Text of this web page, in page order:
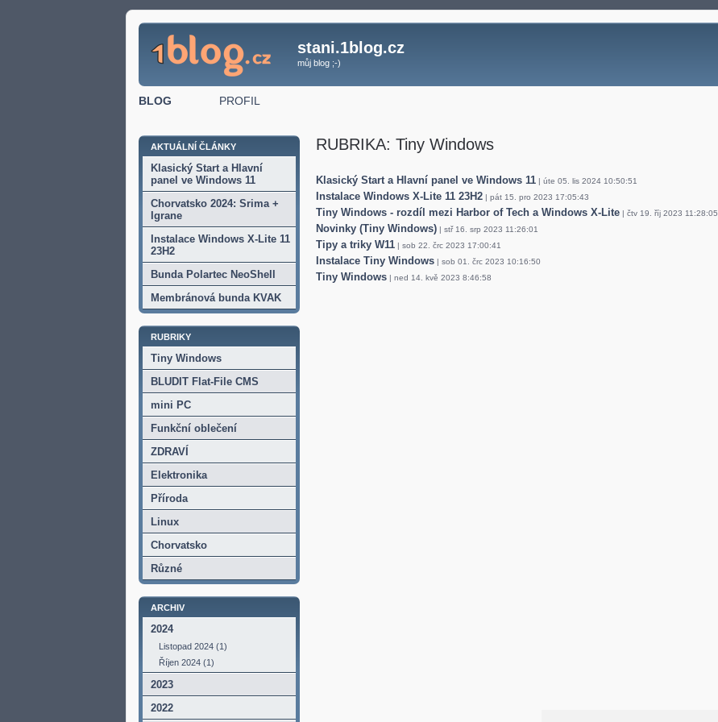
stani.1blog.cz
můj blog ;-)
BLOG PROFIL
AKTUÁLNÍ ČLÁNKY
Klasický Start a Hlavní
panel ve Windows 11
Chorvatsko 2024: Srima +
Igrane
Instalace Windows X-Lite 11
23H2
Bunda Polartec NeoShell
Membránová bunda KVAK
RUBRIKY
Tiny Windows
BLUDIT Flat-File CMS
mini PC
Funkční oblečení
ZDRAVÍ
Elektronika
Příroda
Linux
Chorvatsko
Různé
ARCHIV
2024
Listopad 2024 (1)
Říjen 2024 (1)
2023
2022
RUBRIKA: Tiny Windows
Klasický Start a Hlavní panel ve Windows 11 | úte 05. lis 2024 10:50:51
Instalace Windows X-Lite 11 23H2 | pát 15. pro 2023 17:05:43
Tiny Windows - rozdíl mezi Harbor of Tech a Windows X-Lite | čtv 19. říj 2023 11:28:05
Novinky (Tiny Windows) | stř 16. srp 2023 11:26:01
Tipy a triky W11 | sob 22. črc 2023 17:00:41
Instalace Tiny Windows | sob 01. črc 2023 10:16:50
Tiny Windows | ned 14. kvě 2023 8:46:58